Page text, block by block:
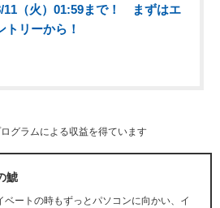
11（火）01:59まで！ まずはエ
トリーから！
グラムによる収益を得ています
鯱
ベートの時もずっとパソコンに向かい、イ